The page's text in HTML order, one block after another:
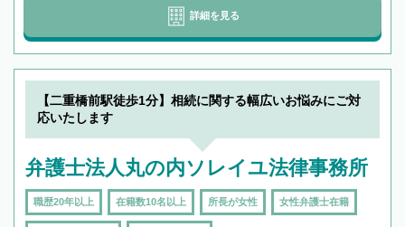
詳細を見る
【二重橋前駅徒歩1分】相続に関する幅広いお悩みにご対
応いたします
弁護士法人丸の内ソレイユ法律事務所
職歴20年以上 在籍数10名以上 所長が女性 女性弁護士在籍